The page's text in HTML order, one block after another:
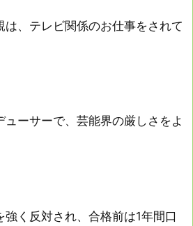
は、テレビ関係のお仕事をされて
ーサーで、芸能界の厳しさをよ
く反対され、合格前は1年間口